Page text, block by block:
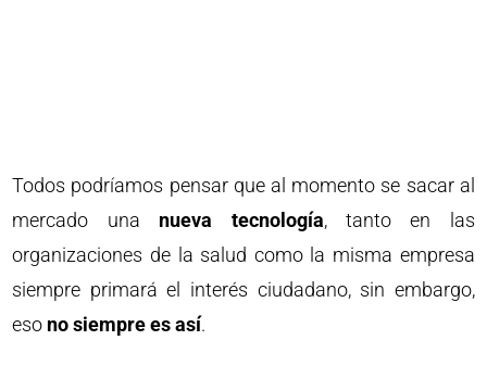
Todos podríamos pensar que al momento se sacar al
mercado una nueva tecnología, tanto en las
organizaciones de la salud como la misma empresa
siempre primará el interés ciudadano, sin embargo,
eso no siempre es así.